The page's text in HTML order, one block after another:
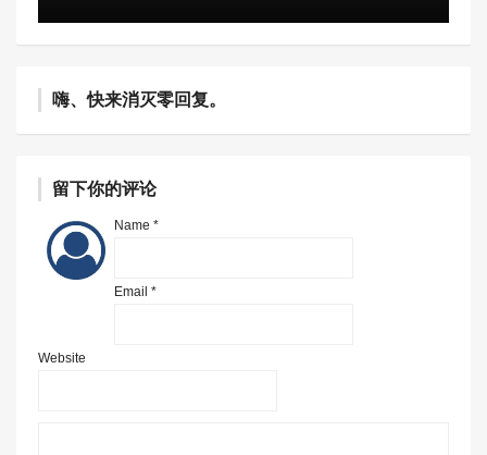
嗨、快来消灭零回复。
留下你的评论
Name *
Email *
Website